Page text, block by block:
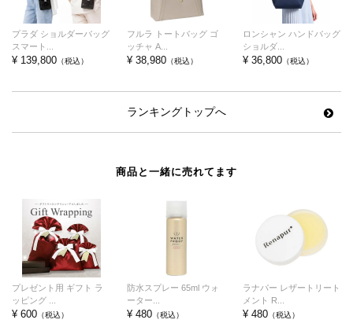
プラダ ショルダーバッグ
スマート...
¥ 139,800 （税込）
フルラ トートバッグ ゴ
ッチャ A...
¥ 38,980 （税込）
ロンシャン ハンドバッグ
ショルダ...
¥ 36,800（税込）
ランキングトップへ
商品と一緒に売れてます
プレゼント用 ギフト ラ
ッピング ...
¥ 600 （税込）
防水スプレー 65ml ウォ
ーター...
¥ 480 （税込）
ラナパー レザートリート
メント R...
¥ 480（税込）